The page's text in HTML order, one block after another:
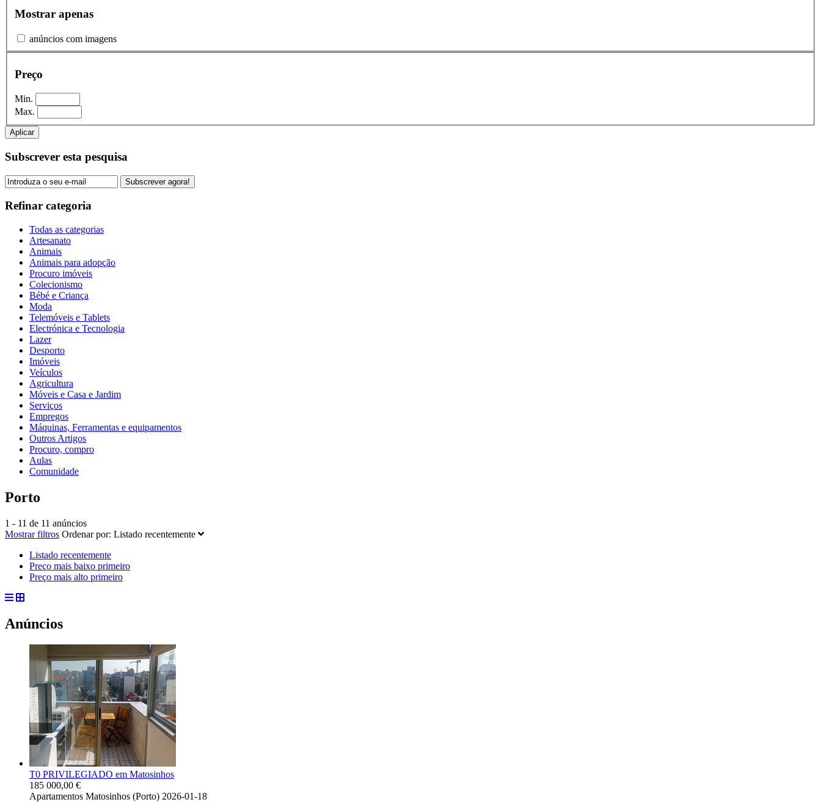
Mostrar apenas
anúncios com imagens
Preço
Min.
Max.
Aplicar
Subscrever esta pesquisa
Subscrever agora!
Refinar categoria
Todas as categorias
Artesanato
Animais
Animais para adopção
Procuro imóveis
Colecionismo
Bébé e Criança
Moda
Telemóveis e Tablets
Electrónica e Tecnologia
Lazer
Desporto
Imóveis
Veículos
Agricultura
Móveis e Casa e Jardim
Serviços
Empregos
Máquinas, Ferramentas e equipamentos
Outros Artigos
Procuro, compro
Aulas
Comunidade
Porto
1 - 11 de 11 anúncios
Mostrar filtros Ordenar por: Listado recentemente
Listado recentemente
Preço mais baixo primeiro
Preço mais alto primeiro
Anúncios
T0 PRIVILEGIADO em Matosinhos
185 000,00 €
Apartamentos Matosinhos (Porto) 2026-01-18